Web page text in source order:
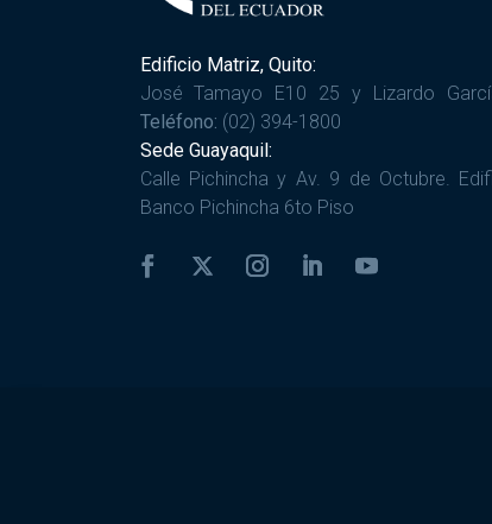
Edificio Matriz, Quito:
José Tamayo E10 25 y Lizardo
Teléfono: (02) 394-1800
Sede Guayaquil:
Calle Pichincha y Av. 9 de Octubre.
Banco Pichincha 6to Piso